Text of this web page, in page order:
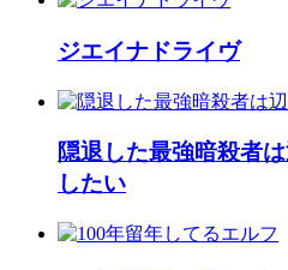
ジエイナドライヴ
隠退した最強暗殺者
したい